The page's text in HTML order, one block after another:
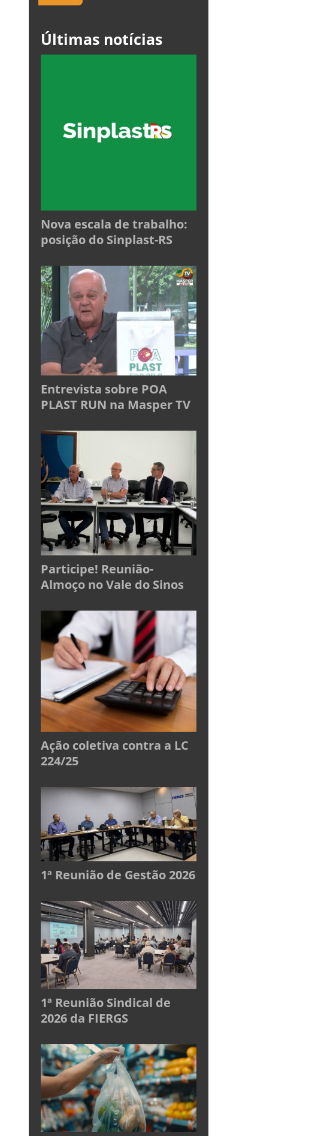
Últimas notícias
Nova escala de trabalho:
posição do Sinplast-RS
Entrevista sobre POA
PLAST RUN na Masper TV
Participe! Reunião-
Almoço no Vale do Sinos
Ação coletiva contra a LC
224/25
1ª Reunião de Gestão 2026
1ª Reunião Sindical de
2026 da FIERGS